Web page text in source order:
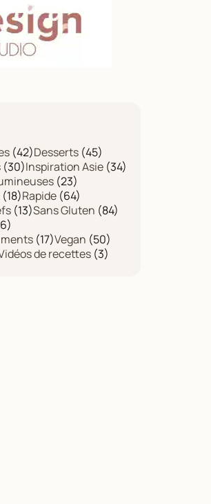
(42)Desserts (45)
(30)Inspiration Asie (34)
(23)
(18)Rapide (64)
(13)Sans Gluten (84)
(17)Vegan (50)
de recettes (3)